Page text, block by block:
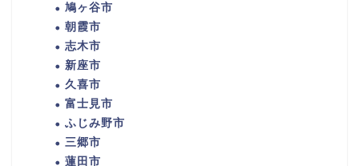
鳩ヶ谷市
朝霞市
志木市
新座市
久喜市
富士見市
ふじみ野市
三郷市
蓮田市